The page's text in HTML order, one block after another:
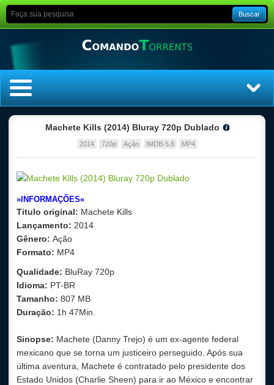
Buscar
Top Filmes
Top Séries
Machete Kills (2014) Bluray 720p Dublado
2014 720p Ação IMDB-5.8 MP4
»INFORMAÇÕES«
Titulo original: Machete Kills
Lançamento: 2014
Gênero: Ação
Formato: MP4
Qualidade: BluRay 720p
Idioma: PT-BR
Tamanho: 807 MB
Duração: 1h 47Min.
Sinopse: Machete (Danny Trejo) é um ex-agente federal
mexicano que se torna um justiceiro perseguido. Após sua
última aventura, Machete é contratado pelo presidente dos
Estado Unidos (Charlie Sheen) para ir ao México e encontrar